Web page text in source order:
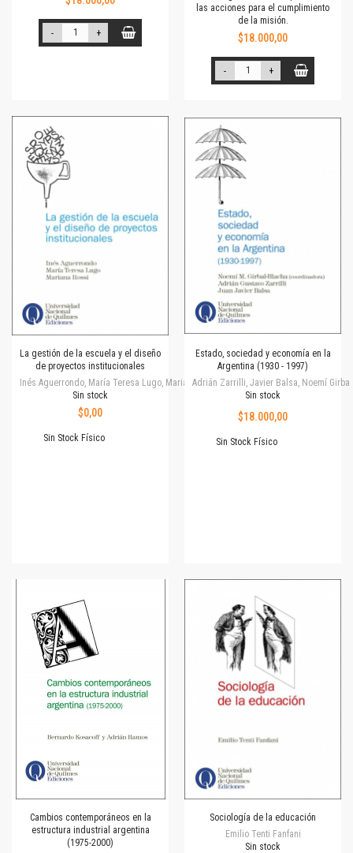
- +
las acciones para el cumplimiento
de la misión.
$18.000,00
- +
La gestión de la escuela y el diseño
de proyectos institucionales
Inés Aguerrondo, María Teresa Lugo, Mariana Rossi
Sin stock
$0,00
Sin Stock Físico
Estado, sociedad y economía en la
Argentina (1930 - 1997)
Adrián Zarrilli, Javier Balsa, Noemí
Sin stock
$18.000,00
Sin Stock Físico
Cambios contemporáneos en la
estructura industrial argentina
(1975-2000)
Sociología de la educación
Emilio Tenti Fanfani
Sin stock